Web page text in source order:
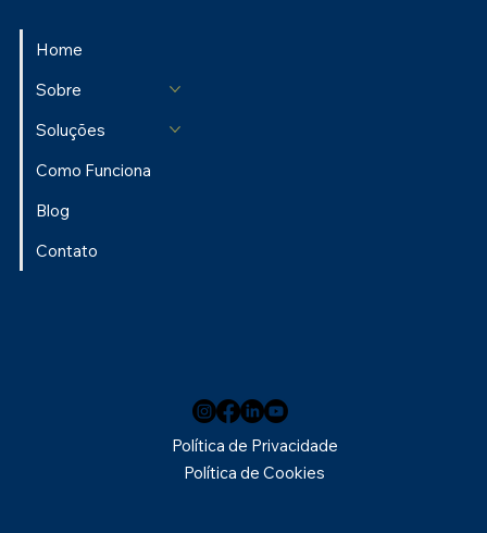
Home
Sobre
Soluções
Como Funciona
Blog
Contato
Política de Privacidade
Política de Cookies